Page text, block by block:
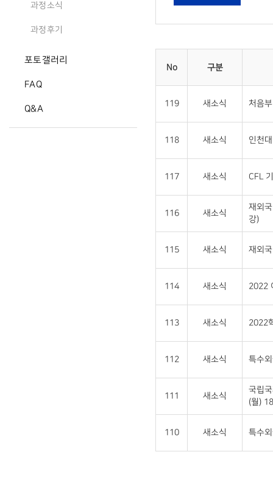
과정소식
과정후기
포토갤러리
FAQ
Q&A
No 구분
119 새소식 처음
118 새소식 인천
117 새소식 CFL
116 새소식
재외
강)
115 새소식 재외
114 새소식 2022
113 새소식 2022
112 새소식 특수
111 새소식
국립
(월)
110 새소식 특수